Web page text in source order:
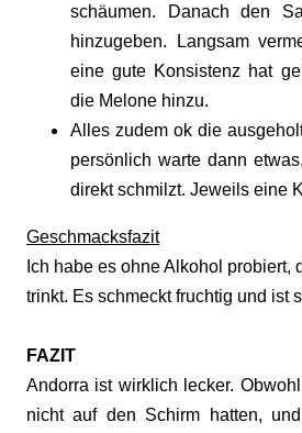
schäumen. Danach den
hinzugeben. Langsam
eine gute Konsistenz hat
die Melone hinzu.
Alles zudem ok die
persönlich warte dann
direkt schmilzt. Jeweils eine
Geschmacksfazit
Ich habe es ohne Alkohol probiert,
trinkt. Es schmeckt fruchtig und ist
FAZIT
Andorra ist wirklich lecker.
nicht auf den Schirm hatten,